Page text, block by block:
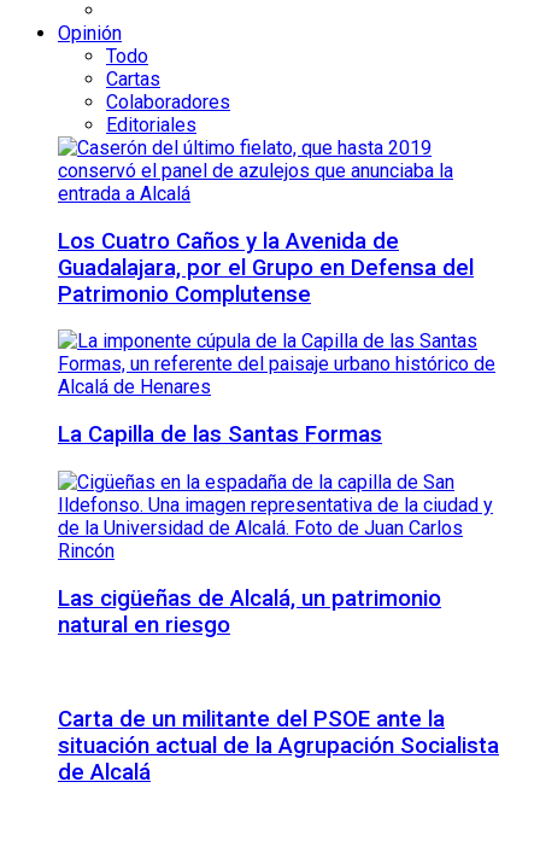
Opinión
Todo
Cartas
Colaboradores
Editoriales
Los Cuatro Caños y la Avenida de
Guadalajara, por el Grupo en Defensa del
Patrimonio Complutense
La Capilla de las Santas Formas
Las cigüeñas de Alcalá, un patrimonio
natural en riesgo
Carta de un militante del PSOE ante la
situación actual de la Agrupación Socialista
de Alcalá